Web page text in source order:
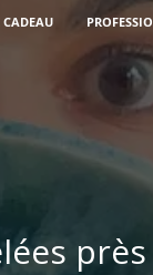
CADEAU